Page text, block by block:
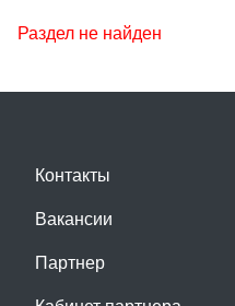
Раздел не найден
Контакты
Вакансии
Партнер